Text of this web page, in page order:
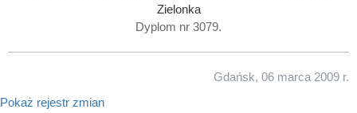
Zielonka
Dyplom nr 3079.
Gdańsk, 06 marca 2009 r.
Pokaż rejestr zmian